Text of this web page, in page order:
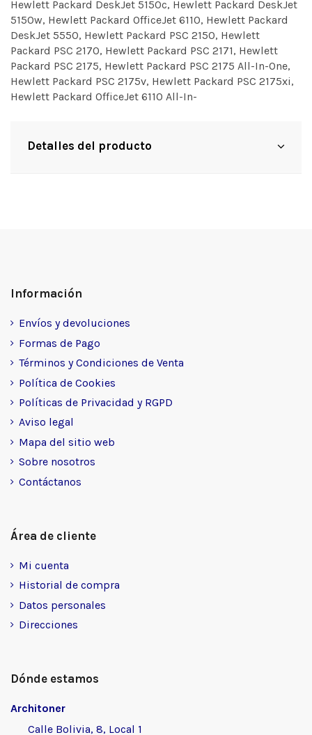
Hewlett Packard DeskJet 5150c, Hewlett Packard DeskJet
5150w, Hewlett Packard OfficeJet 6110, Hewlett Packard
DeskJet 5550, Hewlett Packard PSC 2150, Hewlett
Packard PSC 2170, Hewlett Packard PSC 2171, Hewlett
Packard PSC 2175, Hewlett Packard PSC 2175 All-In-One,
Hewlett Packard PSC 2175v, Hewlett Packard PSC 2175xi,
Hewlett Packard OfficeJet 6110 All-In-
Detalles del producto
Información
Envíos y devoluciones
Formas de Pago
Términos y Condiciones de Venta
Política de Cookies
Políticas de Privacidad y RGPD
Aviso legal
Mapa del sitio web
Sobre nosotros
Contáctanos
Área de cliente
Mi cuenta
Historial de compra
Datos personales
Direcciones
Dónde estamos
Architoner
Calle Bolivia, 8, Local 1